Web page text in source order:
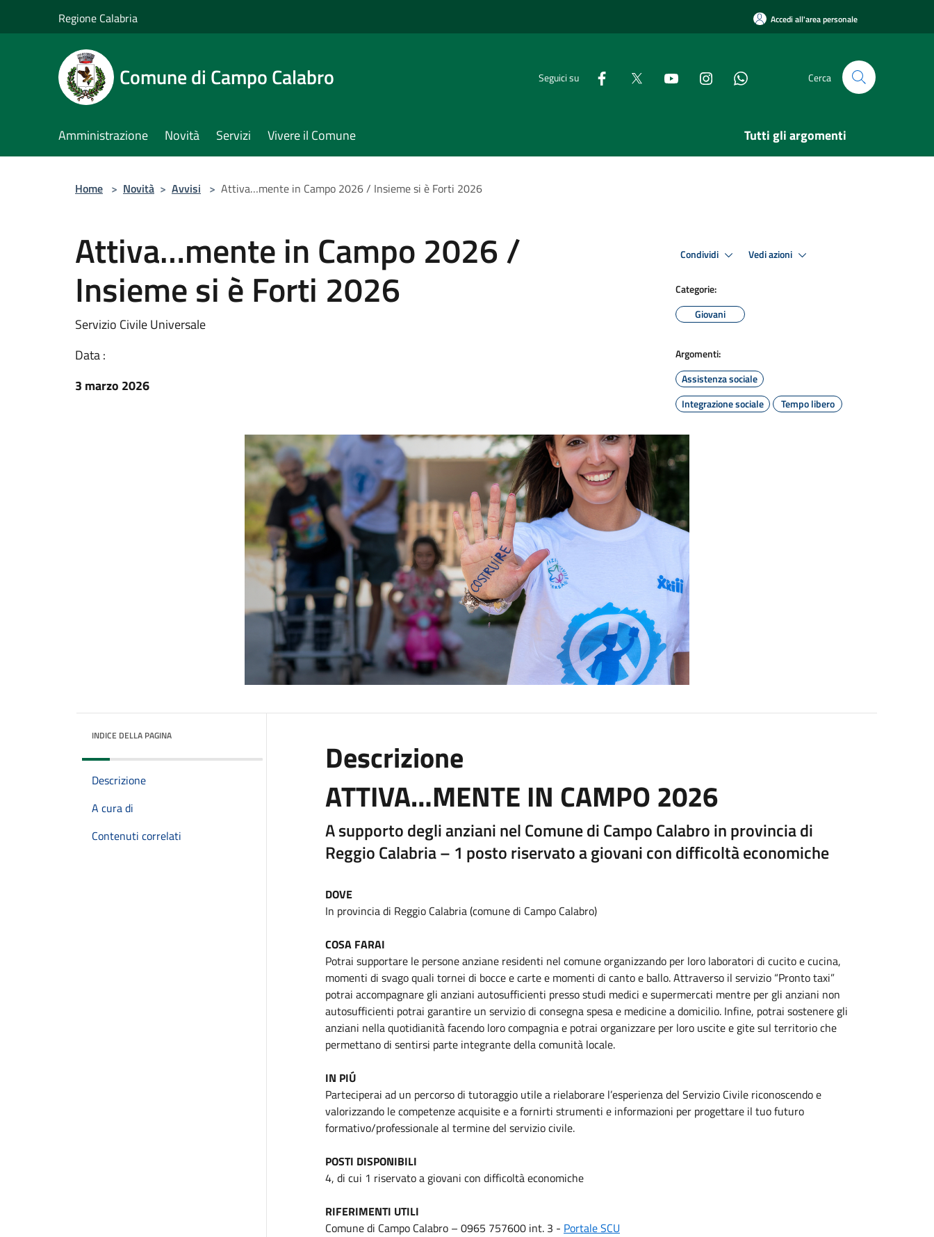
Regione Calabria Accedi all'area personale
Comune di Campo Calabro Seguici su Cerca
Amministrazione Novità Servizi Vivere il Comune Tutti gli argomenti
Home > Novità > Avvisi > Attiva…mente in Campo 2026 / Insieme si è Forti 2026
Attiva…mente in Campo 2026 /
Insieme si è Forti 2026
Servizio Civile Universale
Data :
3 marzo 2026
Condividi Vedi azioni
Categorie:
Giovani
Argomenti:
Assistenza sociale
Integrazione sociale
Tempo libero
INDICE DELLA PAGINA
Descrizione
A cura di
Contenuti correlati
Descrizione
ATTIVA…MENTE IN CAMPO 2026
A supporto degli anziani nel Comune di Campo Calabro in provincia di
Reggio Calabria – 1 posto riservato a giovani con difficoltà economiche
DOVE
In provincia di Reggio Calabria (comune di Campo Calabro)
COSA FARAI
Potrai supportare le persone anziane residenti nel comune organizzando per loro laboratori di cucito e cucina,
momenti di svago quali tornei di bocce e carte e momenti di canto e ballo. Attraverso il servizio “Pronto taxi”
potrai accompagnare gli anziani autosufficienti presso studi medici e supermercati mentre per gli anziani non
autosufficienti potrai garantire un servizio di consegna spesa e medicine a domicilio. Infine, potrai sostenere gli
anziani nella quotidianità facendo loro compagnia e potrai organizzare per loro uscite e gite sul territorio che
permettano di sentirsi parte integrante della comunità locale.
IN PIÚ
Parteciperai ad un percorso di tutoraggio utile a rielaborare l’esperienza del Servizio Civile riconoscendo e
valorizzando le competenze acquisite e a fornirti strumenti e informazioni per progettare il tuo futuro
formativo/professionale al termine del servizio civile.
POSTI DISPONIBILI
4, di cui 1 riservato a giovani con difficoltà economiche
RIFERIMENTI UTILI
Comune di Campo Calabro – 0965 757600 int. 3 - Portale SCU